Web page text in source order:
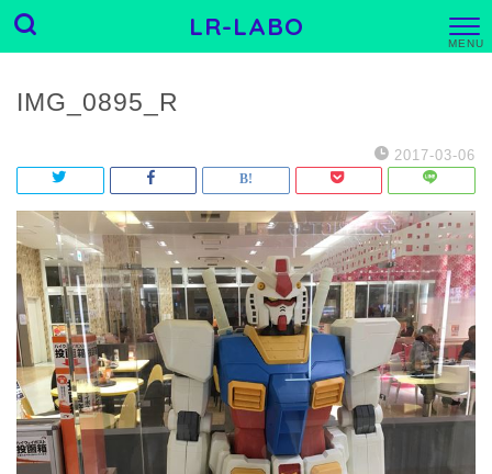
LR-LABO
E
IMG_0895_R
2017-03-06